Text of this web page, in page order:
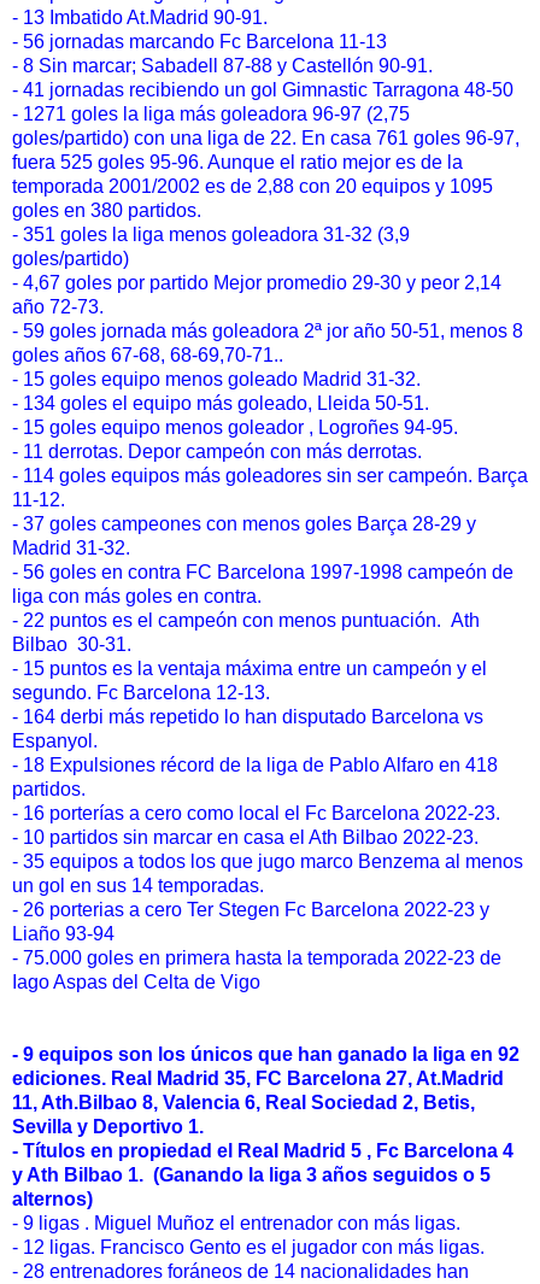
- 13 Imbatido At.Madrid 90-91.
- 56 jornadas marcando Fc Barcelona 11-13
- 8 Sin marcar; Sabadell 87-88 y Castellón 90-91.
- 41 jornadas recibiendo un gol Gimnastic Tarragona 48-50
- 1271 goles la liga más goleadora 96-97 (2,75
goles/partido) con una liga de 22. En casa 761 goles 96-97,
fuera 525 goles 95-96. Aunque el ratio mejor es de la
temporada 2001/2002 es de 2,88 con 20 equipos y 1095
goles en 380 partidos.
- 351 goles la liga menos goleadora 31-32 (3,9
goles/partido)
- 4,67 goles por partido Mejor promedio 29-30 y peor 2,14
año 72-73.
- 59 goles jornada más goleadora 2ª jor año 50-51, menos 8
goles años 67-68, 68-69,70-71..
- 15 goles equipo menos goleado Madrid 31-32.
- 134 goles el equipo más goleado, Lleida 50-51.
- 15 goles equipo menos goleador , Logroñes 94-95.
- 11 derrotas. Depor campeón con más derrotas.
- 114 goles equipos más goleadores sin ser campeón. Barça
11-12.
- 37 goles campeones con menos goles Barça 28-29 y
Madrid 31-32.
- 56 goles en contra FC Barcelona 1997-1998 campeón de
liga con más goles en contra.
- 22 puntos es el campeón con menos puntuación. Ath
Bilbao 30-31.
- 15 puntos es la ventaja máxima entre un campeón y el
segundo. Fc Barcelona 12-13.
- 164 derbi más repetido lo han disputado Barcelona vs
Espanyol.
- 18 Expulsiones récord de la liga de Pablo Alfaro en 418
partidos.
- 16 porterías a cero como local el Fc Barcelona 2022-23.
- 10 partidos sin marcar en casa el Ath Bilbao 2022-23.
- 35 equipos a todos los que jugo marco Benzema al menos
un gol en sus 14 temporadas.
- 26 porterias a cero Ter Stegen Fc Barcelona 2022-23 y
Liaño 93-94
- 75.000 goles en primera hasta la temporada 2022-23 de
Iago Aspas del Celta de Vigo
- 9 equipos son los únicos que han ganado la liga en 92
ediciones. Real Madrid 35, FC Barcelona 27, At.Madrid
11, Ath.Bilbao 8, Valencia 6, Real Sociedad 2, Betis,
Sevilla y Deportivo 1.
- Títulos en propiedad el Real Madrid 5 , Fc Barcelona 4
y Ath Bilbao 1. (Ganando la liga 3 años seguidos o 5
alternos)
- 9 ligas . Miguel Muñoz el entrenador con más ligas.
- 12 ligas. Francisco Gento es el jugador con más ligas.
- 28 entrenadores foráneos de 14 nacionalidades han